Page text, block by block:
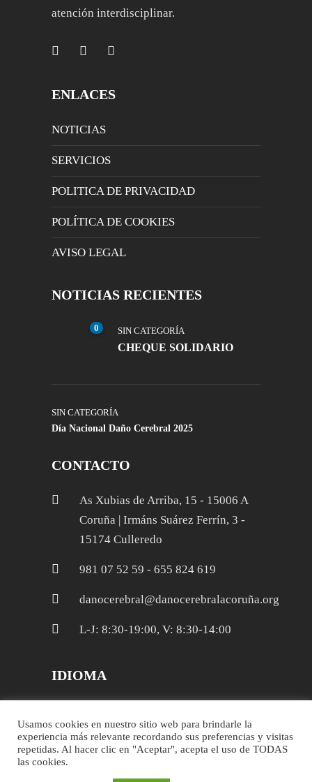
atención interdisciplinar.
ENLACES
NOTICIAS
SERVICIOS
POLITICA DE PRIVACIDAD
POLÍTICA DE COOKIES
AVISO LEGAL
NOTICIAS RECIENTES
0 SIN CATEGORÍA
CHEQUE SOLIDARIO
SIN CATEGORÍA
Día Nacional Daño Cerebral 2025
CONTACTO
As Xubias de Arriba, 15 - 15006 A
Coruña | Irmáns Suárez Ferrín, 3 -
15174 Culleredo
981 07 52 59 - 655 824 619
danocerebral@danocerebralacoruña.org
L-J: 8:30-19:00, V: 8:30-14:00
IDIOMA
Español
Usamos cookies en nuestro sitio web para brindarle la
experiencia más relevante recordando sus preferencias y visitas
repetidas. Al hacer clic en "Aceptar", acepta el uso de TODAS
las cookies.